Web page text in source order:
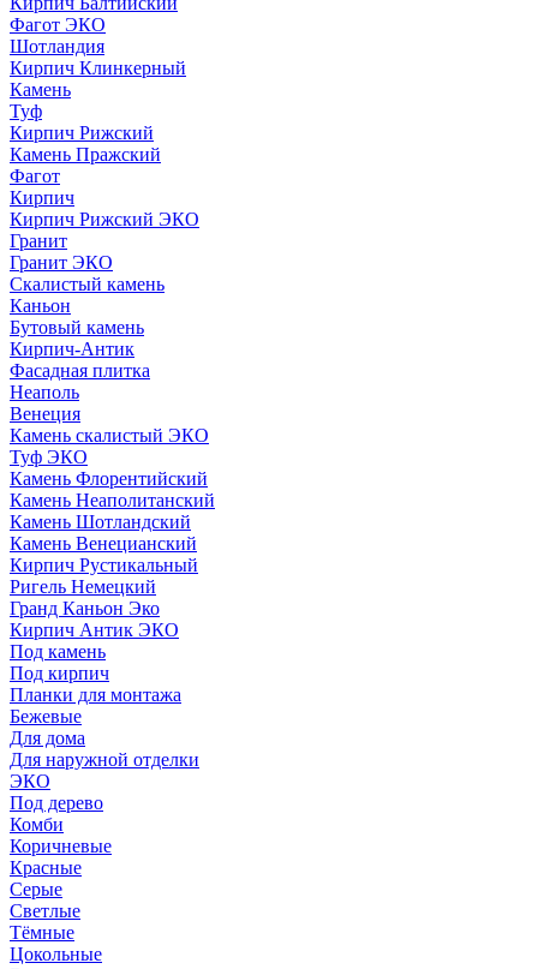
Фагот ЭКО
Шотландия
Кирпич Клинкерный
Камень
Туф
Кирпич Рижский
Камень Пражский
Фагот
Кирпич
Кирпич Рижский ЭКО
Гранит
Гранит ЭКО
Скалистый камень
Каньон
Бутовый камень
Кирпич-Антик
Фасадная плитка
Неаполь
Венеция
Камень скалистый ЭКО
Туф ЭКО
Камень Флорентийский
Камень Неаполитанский
Камень Шотландский
Камень Венецианский
Кирпич Рустикальный
Ригель Немецкий
Гранд Каньон Эко
Кирпич Антик ЭКО
Под камень
Под кирпич
Планки для монтажа
Бежевые
Для дома
Для наружной отделки
ЭКO
Под дерево
Комби
Коричневые
Красные
Серые
Светлые
Тёмные
Цокольные